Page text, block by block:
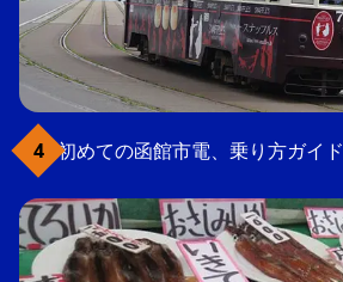
初めての函館市電、乗り方ガイド